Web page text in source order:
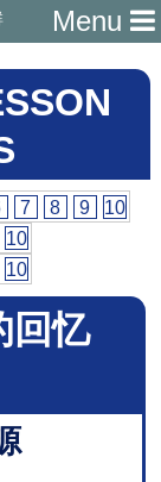
Menu
7 8 9 10
10
10
回忆